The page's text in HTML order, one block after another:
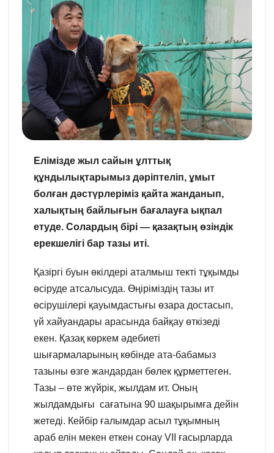
Елімізде жыл сайын ұлттық
құндылықтарымыз дәріптеліп, ұмыт
болған дәстүрлеріміз қайта жанданып,
халықтың байлығын бағалауға ықпал
етуде. Солардың бірі — қазақтың өзіндік
ерекшелігі бар тазы иті.
Қазіргі буын өкілдері аталмыш текті тұқымды
өсіруде атсалысуда. Өңіріміздің тазы ит
өсірушілері қауымдастығы өзара достасып,
үй хайуандары арасында байқау өткізеді
екен. Қазақ көркем әдебиеті
шығармаларының көбінде ата-бабамыз
тазыны өзге жандардан бөлек құрметтеген.
Тазы – өте жүйрік, жылдам ит. Оның
жылдамдығы сағатына 90 шақырымға дейін
жетеді. Кейбір ғалымдар асыл тұқымның
араб елін мекен еткен сонау VІІ ғасырларда